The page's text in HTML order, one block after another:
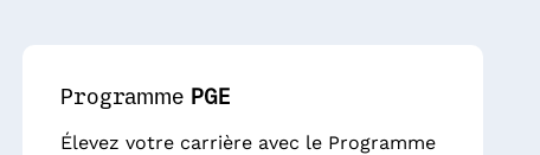
Programme PGE
Élevez votre carrière avec le Programme